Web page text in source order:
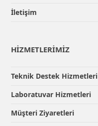
İletişim
HİZMETLERİMİZ
Teknik Destek Hizmetleri
Laboratuvar Hizmetleri
Müşteri Ziyaretleri